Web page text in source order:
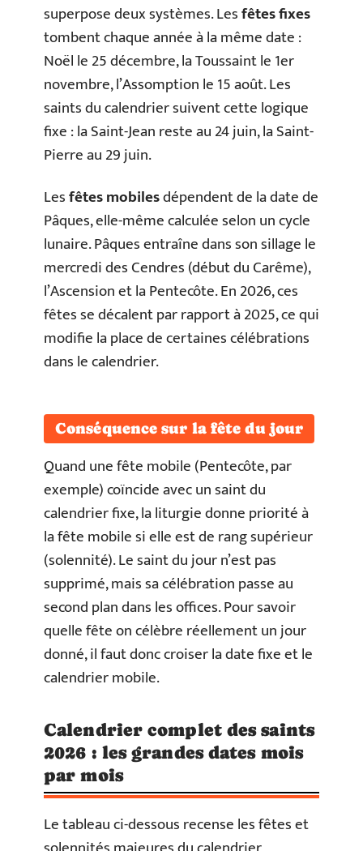
superpose deux systèmes. Lesfêtes fixes
tombent chaque année à la même date :
Noël le 25 décembre, la Toussaint le 1er
novembre, l’Assomption le 15 août. Les
saints du calendrier suivent cette logique
fixe : la Saint-Jean reste au 24 juin, la Saint-
Pierre au 29 juin.
Lesfêtes mobilesdépendent de la date de
Pâques, elle-même calculée selon un cycle
lunaire. Pâques entraîne dans son sillage le
mercredi des Cendres (début du Carême),
l’Ascension et la Pentecôte. En 2026, ces
fêtes se décalent par rapport à 2025, ce qui
modifie la place de certaines célébrations
dans le calendrier.
Conséquence sur la fête du jour
Quand une fête mobile (Pentecôte, par
exemple) coïncide avec un saint du
calendrier fixe, la liturgie donne priorité à
la fête mobile si elle est de rang supérieur
(solennité). Le saint du jour n’est pas
supprimé, mais sa célébration passe au
second plan dans les offices. Pour savoir
quelle fête on célèbre réellement un jour
donné, il faut donc croiser la date fixe et le
calendrier mobile.
Calendrier complet des saints
2026 : les grandes dates mois
par mois
Le tableau ci-dessous recense les fêtes et